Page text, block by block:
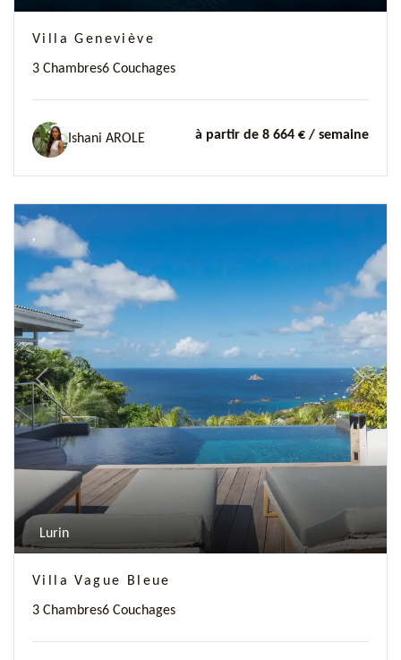
Villa Geneviève
3 Chambres6 Couchages
Ishani AROLE à partir de 8 664 € / semaine
Previous Next
Lurin
Villa Vague Bleue
3 Chambres6 Couchages